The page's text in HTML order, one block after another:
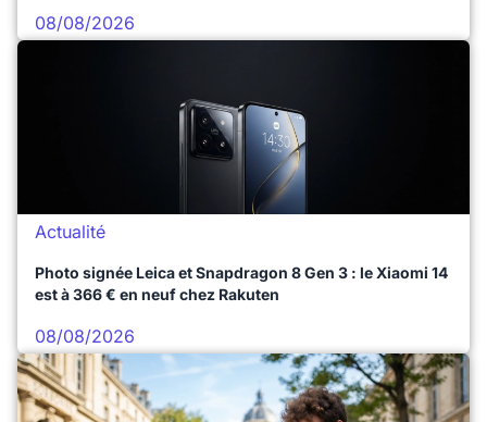
08/08/2026
Actualité
Photo signée Leica et Snapdragon 8 Gen 3 : le Xiaomi 14
est à 366 € en neuf chez Rakuten
08/08/2026